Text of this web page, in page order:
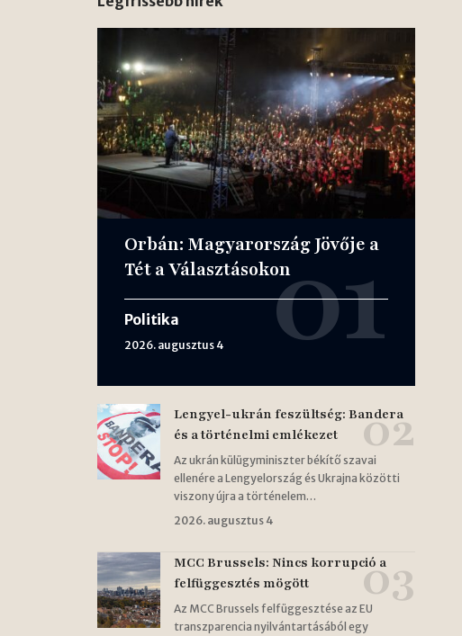
Orbán: Magyarország Jövője a
Tét a Választásokon
Politika
2026. augusztus 4
Lengyel-ukrán feszültség: Bandera
és a történelmi emlékezet
Az ukrán külügyminiszter békítő szavai
ellenére a Lengyelország és Ukrajna közötti
viszony újra a történelem…
2026. augusztus 4
MCC Brussels: Nincs korrupció a
felfüggesztés mögött
Az MCC Brussels felfüggesztése az EU
transzparencia nyilvántartásából egy